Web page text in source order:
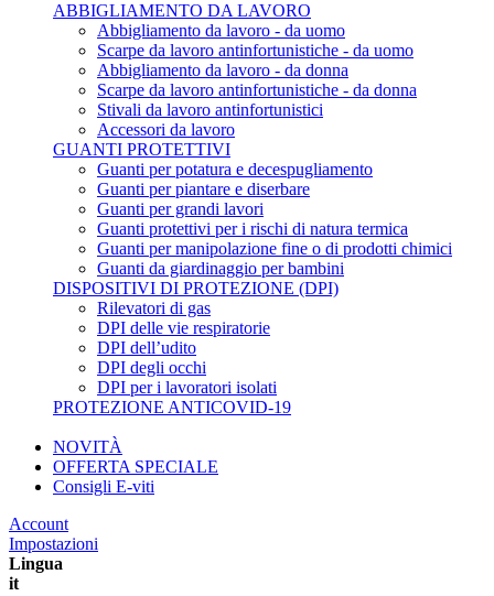
ABBIGLIAMENTO DA LAVORO
Abbigliamento da lavoro - da uomo
Scarpe da lavoro antinfortunistiche - da uomo
Abbigliamento da lavoro - da donna
Scarpe da lavoro antinfortunistiche - da donna
Stivali da lavoro antinfortunistici
Accessori da lavoro
GUANTI PROTETTIVI
Guanti per potatura e decespugliamento
Guanti per piantare e diserbare
Guanti per grandi lavori
Guanti protettivi per i rischi di natura termica
Guanti per manipolazione fine o di prodotti chimici
Guanti da giardinaggio per bambini
DISPOSITIVI DI PROTEZIONE (DPI)
Rilevatori di gas
DPI delle vie respiratorie
DPI dell’udito
DPI degli occhi
DPI per i lavoratori isolati
PROTEZIONE ANTICOVID-19
NOVITÀ
OFFERTA SPECIALE
Consigli E-viti
Account
Impostazioni
Lingua
it